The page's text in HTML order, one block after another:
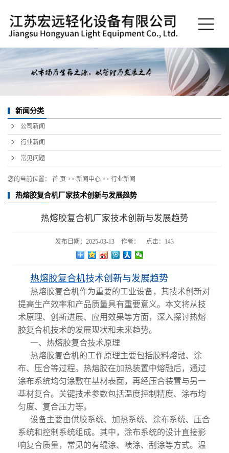
新闻分类
公司新闻
行业新闻
常见问题
您的当前位置： 首 页 >> 新闻中心 >> 行业新闻
热熔胶复合机厂家技术创新与发展趋势
热熔胶复合机厂家技术创新与发展趋势
发布日期： 2025-03-13 作者： 点击： 143
热熔胶复合机技术创新与发展趋势
热熔胶复合机作为重要的工业设备，其技术创新对
提高生产效率和产品质量具有重要意义。本文将从技
术原理、创新进展、应用效果等方面，深入探讨热熔
胶复合机技术的发展现状和未来趋势。
一、热熔胶复合技术原理
热熔胶复合机的工作原理主要包括胶料熔融、涂
布、压合等过程。热熔胶在加热装置中熔融后，通过
涂布系统均匀涂敷在基材表面，再经压合装置与另一
基材复合。关键技术参数包括温度控制精度、涂布均
匀度、复合压力等。
设备主要由供胶系统、加热系统、涂布系统、压合
系统和控制系统组成。其中，涂布系统的设计直接影
响复合质量，常见的有辊涂、喷涂、刮涂等方式。温